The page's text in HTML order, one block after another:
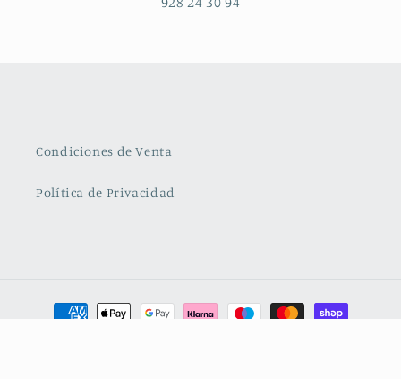
Condiciones de Venta
Política de Privacidad
Formas